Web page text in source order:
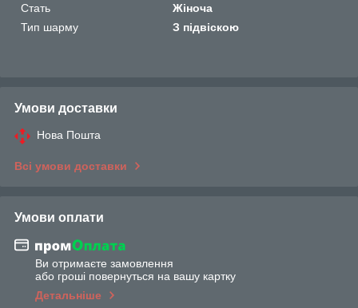
Стать
Жіноча
Тип шарму
З підвіскою
Умови доставки
Нова Пошта
Всі умови доставки
Умови оплати
Ви отримаєте замовлення
або гроші повернуться на вашу картку
Детальніше